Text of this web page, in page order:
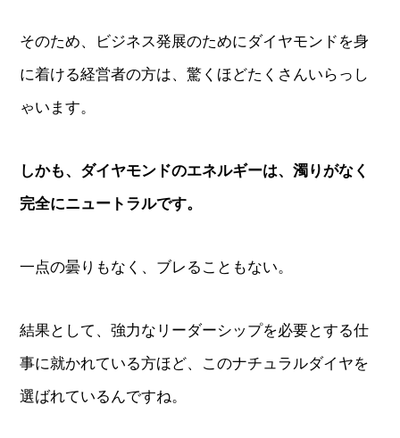
そのため、ビジネス発展のためにダイヤモンドを身
に着ける経営者の方は、驚くほどたくさんいらっし
ゃいます。
しかも、ダイヤモンドのエネルギーは、濁りがなく
完全にニュートラルです。
一点の曇りもなく、ブレることもない。
結果として、強力なリーダーシップを必要とする仕
事に就かれている方ほど、このナチュラルダイヤを
選ばれているんですね。